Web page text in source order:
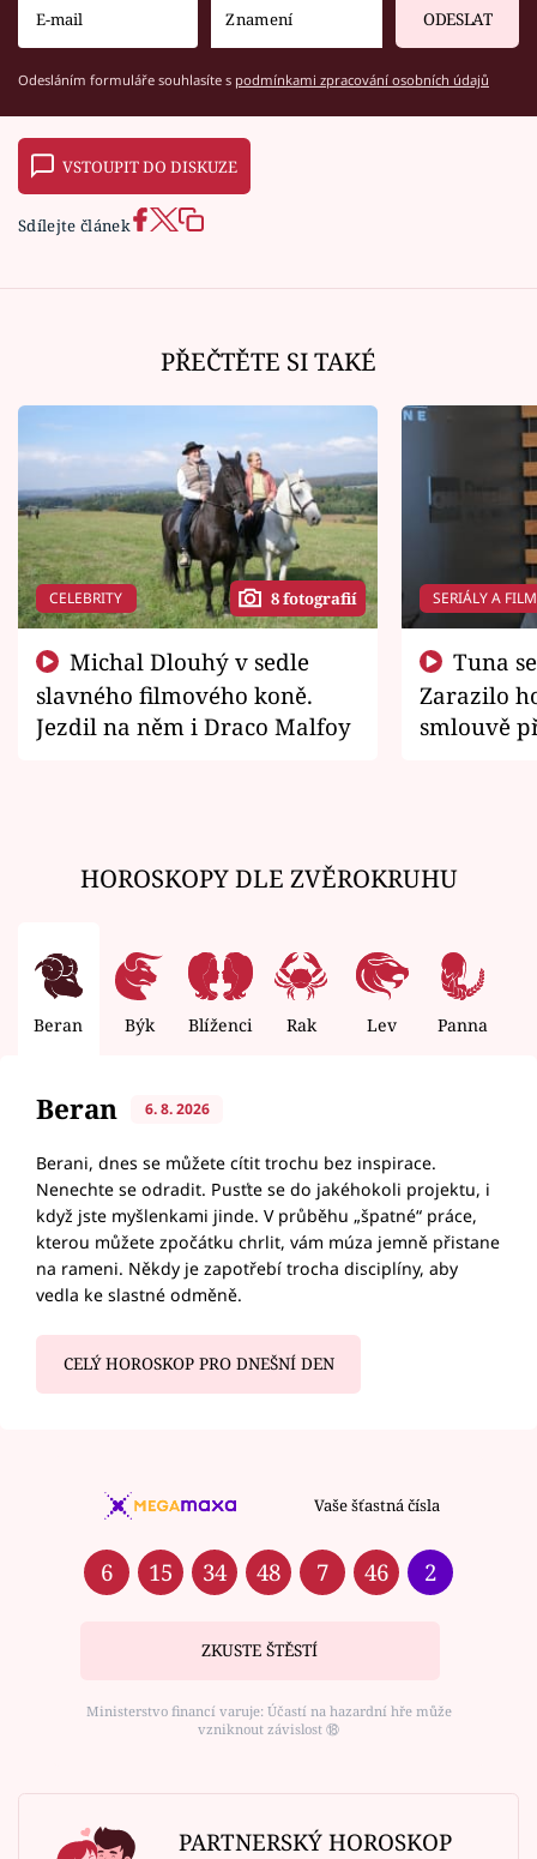
ODESLAT
Odesláním formuláře souhlasíte s podmínkami zpracování osobních údajů
VSTOUPIT DO DISKUZE
Sdílejte článek
PŘEČTĚTE SI TAKÉ
CELEBRITY 8 fotografií
slavného filmového koně.
Jezdil na něm i Draco Malfoy
SERIÁLY A
Zarazilo
smlouvě
HOROSKOPY DLE ZVĚROKRUHU
Beran Býk Blíženci Rak Lev Panna
Beran 6. 8. 2026
Berani, dnes se můžete cítit trochu bez inspirace.
Nenechte se odradit. Pusťte se do jakéhokoli projektu, i
když jste myšlenkami jinde. V průběhu „špatné“ práce,
kterou můžete zpočátku chrlit, vám múza jemně přistane
na rameni. Někdy je zapotřebí trocha disciplíny, aby
vedla ke slastné odměně.
CELÝ HOROSKOP PRO DNEŠNÍ DEN
Vaše šťastná čísla
6 15 34 48 7 46 2
ZKUSTE ŠTĚSTÍ
Ministerstvo financí varuje: Účastí na hazardní hře může
vzniknout závislost ⑱
PARTNERSKÝ HOROSKOP